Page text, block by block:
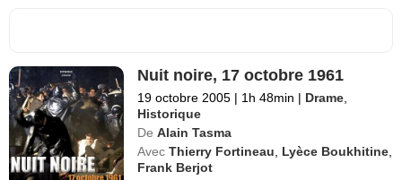
Nuit noire, 17 octobre 1961
19 octobre 2005 | 1h 48min | Drame
Historique
De Alain Tasma
Avec Thierry Fortineau Lyèce Boukhitine
Frank Berjot